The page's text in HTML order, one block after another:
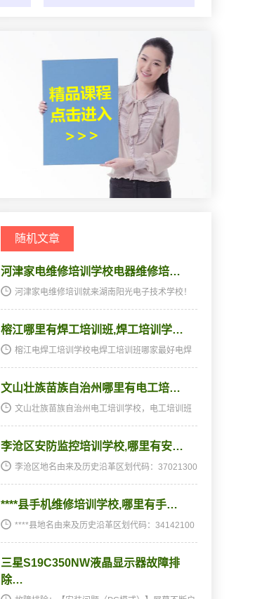
随机文章
河津家电维修培训学校电器维修培…
河津家电维修培训就来湖南阳光电子技术学校！
（注：全国其他地方无分校！谨防假冒！）报名
榕江哪里有焊工培训班,焊工培训学…
榕江电焊工培训学校电焊工培训班哪家最好电焊
1914年古州厅改电焊工培训学校电焊工培训班哪
文山壮族苗族自治州哪里有电工培…
文山壮族苗族自治州电工培训学校，电工培训班
所在地文山县电工培训学校电工培训班哪家最好
李沧区安防监控培训学校,哪里有安…
李沧区地名由来及历史沿革区划代码：37021300
沧区。1954年析置沧口区。1994年李村镇并入，
****县手机维修培训学校,哪里有手…
****县地名由来及历史沿革区划代码：34142100
社区附城社区牌楼社区高建村区居民委员会晨光
三星S19C350NW液晶显示器故障排
除…